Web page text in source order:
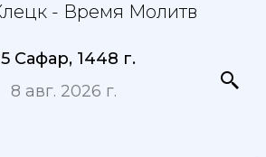
- Время Молитв
Сафар, 1448 г.
8 авг. 2026 г.